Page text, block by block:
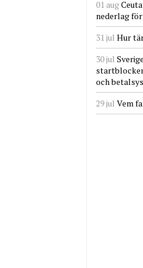
01 aug
nederlag
31 jul Hur
30 jul
och
29 jul Vem